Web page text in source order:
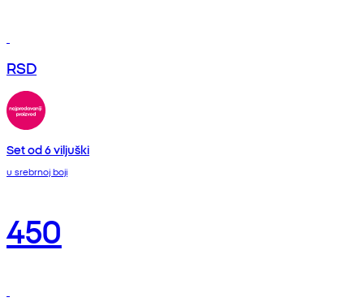
RSD
Set od 6 viljuški
u srebrnoj boji
450